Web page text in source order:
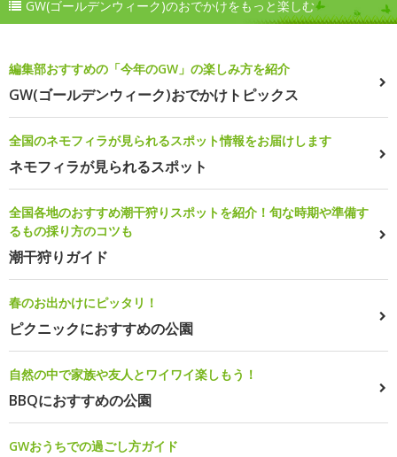
GW(ゴールデンウィーク)のおでかけをもっと楽しむ
編集部おすすめの「今年のGW」の楽しみ方を紹介
GW(ゴールデンウィーク)おでかけトピックス
全国のネモフィラが見られるスポット情報をお届けします
ネモフィラが見られるスポット
全国各地のおすすめ潮干狩りスポットを紹介！旬な時期や準備す
るもの採り方のコツも
潮干狩りガイド
春のお出かけにピッタリ！
ピクニックにおすすめの公園
自然の中で家族や友人とワイワイ楽しもう！
BBQにおすすめの公園
GWおうちでの過ごし方ガイド